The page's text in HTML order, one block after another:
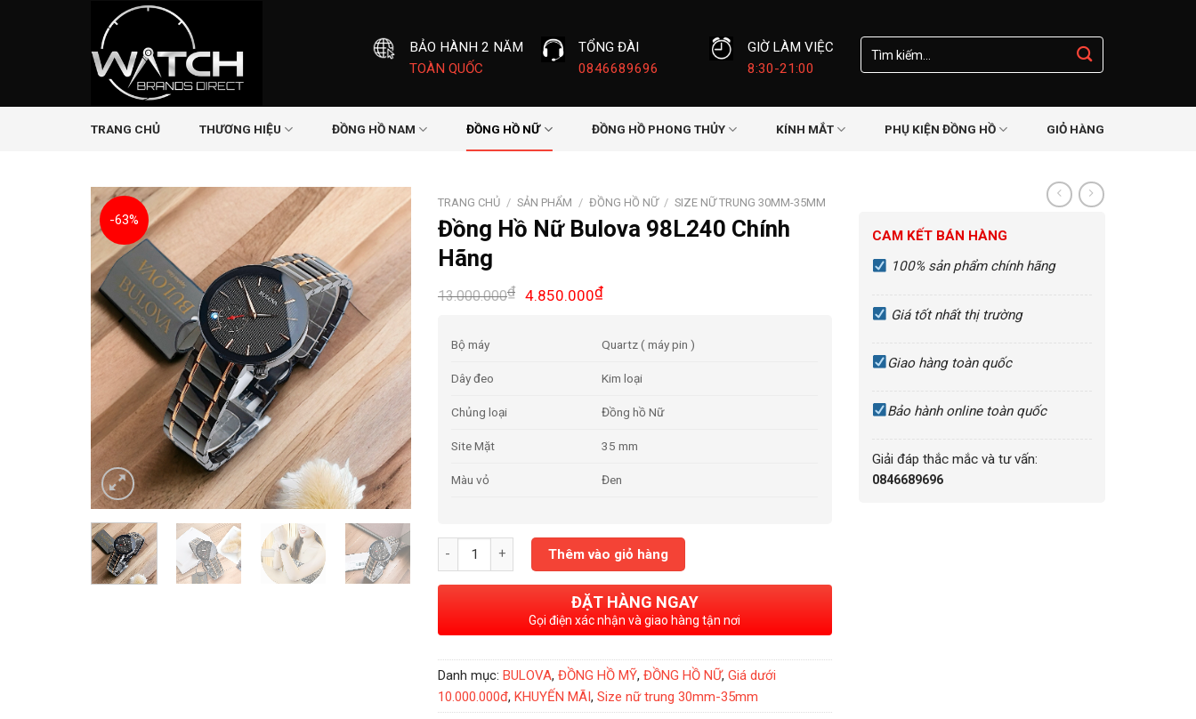
BẢO HÀNH 2 NĂM
TOÀN QUỐC
TỔNG ĐÀI
0846689696
GIỜ LÀM VIỆC
8:30-21:00
Tìm
kiếm:
TRANG CHỦ THƯƠNG HIỆU ĐỒNG HỒ NAM ĐỒNG HỒ NỮ ĐỒNG HỒ PHONG THỦY KÍNH MẮT PHỤ KIỆN ĐỒNG HỒ GIỎ HÀNG
-63%
TRANG CHỦ / SẢN PHẨM / ĐỒNG HỒ NỮ / SIZE NỮ TRUNG 30MM-35MM
Đồng Hồ Nữ Bulova 98L240 Chính
Hãng
13.000.000₫ Giá
13.000.000₫.
4.850.000₫Giá
là:
4.850.000₫.
Bộ máy Quartz ( máy pin )
Dây đeo Kim loại
Chủng loại Đồng hồ Nữ
Site Mặt 35 mm
Màu vỏ Đen
Đồng Hồ Nữ Bulova 98L240 Chính Hãng số lượng
Thêm vào giỏ hàng
ĐẶT HÀNG NGAY
Gọi điện xác nhận và giao hàng tận nơi
Danh mục: BULOVA, ĐỒNG HỒ MỸ, ĐỒNG HỒ NỮ, Giá dưới
10.000.000đ, KHUYẾN MÃI, Size nữ trung 30mm-35mm
CAM KẾT BÁN HÀNG
100% sản phẩm chính hãng
Giá tốt nhất thị trường
Giao hàng toàn quốc
Bảo hành online toàn quốc
Giải đáp thắc mắc và tư vấn:
0846689696